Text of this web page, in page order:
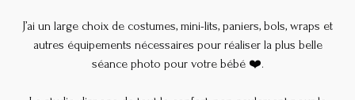
J’ai un large choix de costumes, mini-lits, paniers, bols, wraps et
autres équipements nécessaires pour réaliser la plus belle
séance photo pour votre bébé ❤️.